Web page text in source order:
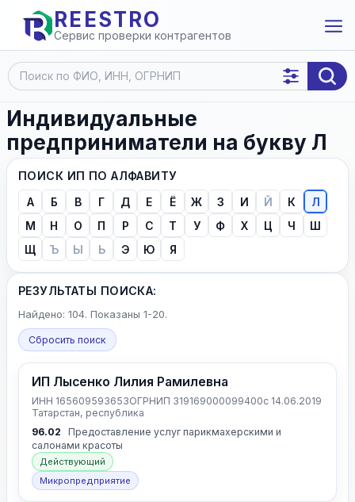
REESTRO
Сервис проверки контрагентов
Индивидуальные
предприниматели на букву Л
ПОИСК ИП ПО АЛФАВИТУ
А
Б В Г Д Е Ё Ж З И Й К
Л
М
Н О П Р С Т У Ф Х Ц Ч
Ш
Щ
Ъ Ы Ь Э Ю Я
РЕЗУЛЬТАТЫ ПОИСКА:
Найдено: 104. Показаны 1-20.
Сбросить поиск
ИП Лысенко Лилия Рамилевна
ИНН 165609593653ОГРНИП 319169000099400с 14.06.2019
Татарстан, республика
96.02
Предоставление услуг парикмахерскими и
салонами красоты
Действующий
Микропредприятие